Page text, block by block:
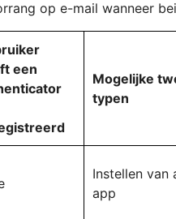
op e-mail wanneer
een
Mogelijke
typen
Instellen van
app